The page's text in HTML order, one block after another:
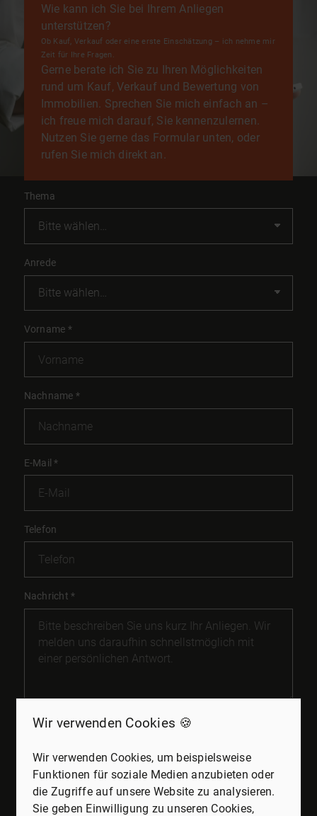
Wie kann ich Sie bei Ihrem Anliegen
unterstützen?
Ob Kauf, Verkauf oder eine erste Einschätzung – ich nehme mir
Zeit für Ihre Fragen.
Gerne berate ich Sie zu Ihren Möglichkeiten
rund um Kauf, Verkauf und Bewertung von
Immobilien. Sprechen Sie mich einfach an –
ich freue mich darauf, Sie kennenzulernen.
Nutzen Sie gerne das Formular unten, oder
rufen Sie mich direkt an.
Thema
Anrede
Vorname *
Nachname *
E-Mail*
Telefon
Nachricht*
Mit diesem Haken bestätigen Sie, dass Sie die
Wir nehmen den Schutz Ihrer Daten ernst. Alle
Informationen, die Sie über dieses Kontaktformular
senden, werden streng vertraulich behandelt. Wir
garantieren, dass Ihre persönlichen Daten nicht an
Wir verwenden Cookies 🍪
Wir verwenden Cookies, um beispielsweise
Funktionen für soziale Medien anzubieten oder
die Zugriffe auf unsere Website zu analysieren.
Sie geben Einwilligung zu unseren Cookies,